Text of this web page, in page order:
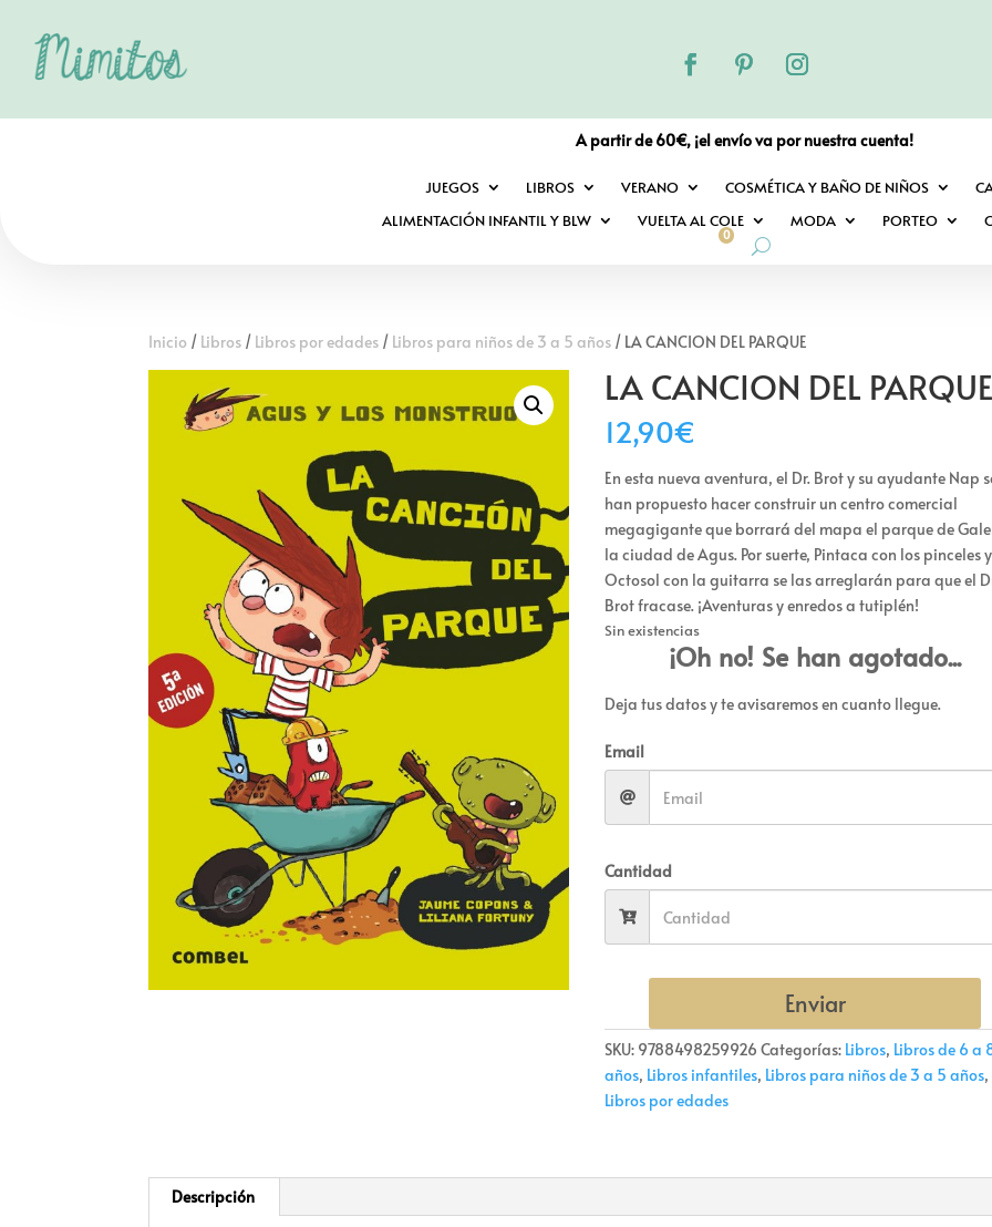
A partir de 60€, ¡el envío va por nuestra cuenta!
JUEGOS LIBROS VERANO COSMÉTICA Y BAÑO DE NIÑOS
ALIMENTACIÓN INFANTIL Y BLW
VUELTA AL COLE MODA PORTEO
0
Inicio / Libros / Libros por edades / Libros para niños de 3 a 5 años / LA CANCION DEL PARQUE
LA CANCION DEL PARQUE
12,90€
En esta nueva aventura, el Dr. Brot y su ayudante Nap
han propuesto hacer construir un centro comercial
megagigante que borrará del mapa el parque de
la ciudad de Agus. Por suerte, Pintaca con los pinceles y
Octosol con la guitarra se las arreglarán para que el
Brot fracase. ¡Aventuras y enredos a tutiplén!
Sin existencias
¡Oh no! Se han agotado...
Deja tus datos y te avisaremos en cuanto llegue.
Email
Cantidad
Enviar
SKU: 9788498259926 Categorías: Libros, Libros de 6 a
años, Libros infantiles, Libros para niños de 3 a 5 años,
Libros por edades
Descripción